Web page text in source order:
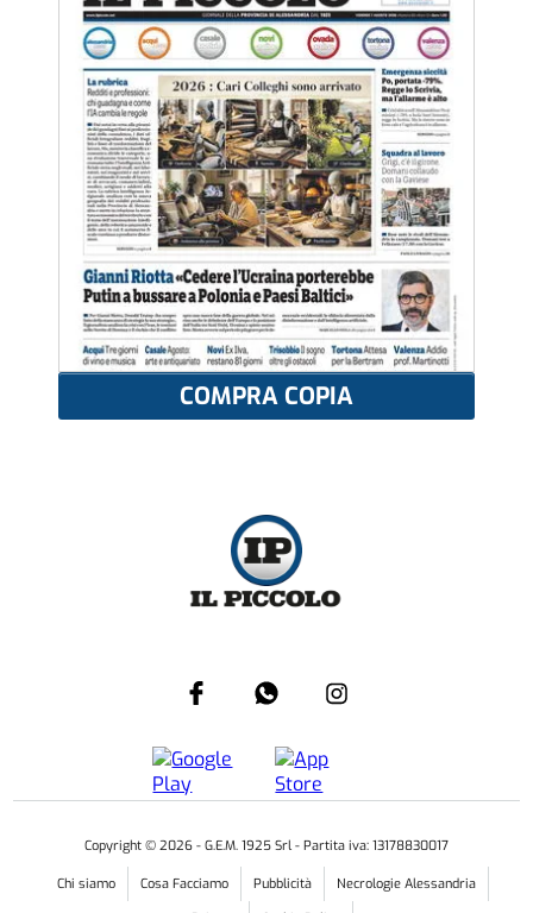
COMPRA COPIA
Copyright © 2026 - G.E.M. 1925 Srl - Partita iva: 13178830017
Chi siamo Cosa Facciamo Pubblicità
Necrologie Alessandria